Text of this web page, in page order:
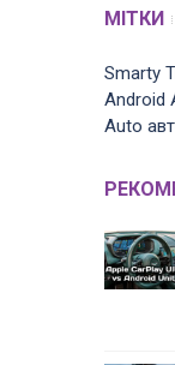
МІТКИ
Smarty
Android
Auto